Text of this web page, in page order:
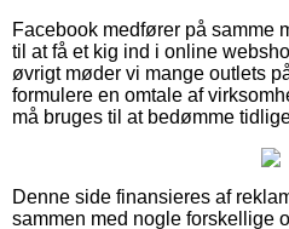
Facebook medfører på samme
til at få et kig ind i online
øvrigt møder vi mange outlets
formulere en omtale af
må bruges til at bedømme
Denne side finansieres af
sammen med nogle forskellige